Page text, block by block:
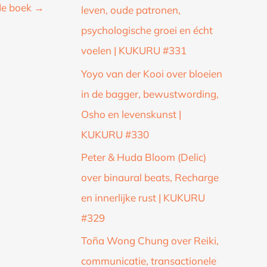
boek →
leven, oude patronen,
psychologische groei en écht
voelen | KUKURU #331
Yoyo van der Kooi over bloeien
in de bagger, bewustwording,
Osho en levenskunst |
KUKURU #330
Peter & Huda Bloom (Delic)
over binaural beats, Recharge
en innerlijke rust | KUKURU
#329
Toña Wong Chung over Reiki,
communicatie, transactionele